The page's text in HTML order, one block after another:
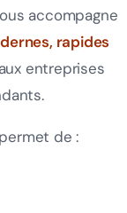
accompagne
rapides
entreprises
de :